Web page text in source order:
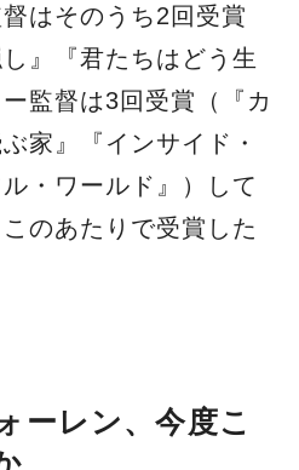
はそのうち2回受賞
』『君たちはどう生
監督は3回受賞（『カ
家』『インサイド・
・ワールド』）して
のあたりで受賞した
ーレン、今度こ